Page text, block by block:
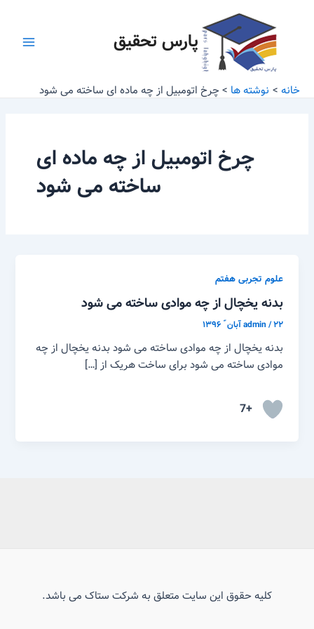
پارس تحقیق
خانه نوشته ها چرخ اتومبیل از چه ماده ای ساخته می شود
چرخ اتومبیل از چه ماده ای
ساخته می شود
علوم تجربی هفتم
بدنه یخچال از چه موادی ساخته می شود
admin/۲۲ آبان ّ ۱۳۹۶
بدنه یخچال از چه موادی ساخته می شود بدنه یخچال از چه
موادی ساخته می شود برای ساخت هریک از […]
+7
کلیه حقوق این سایت متعلق به شرکت ستاک می باشد.